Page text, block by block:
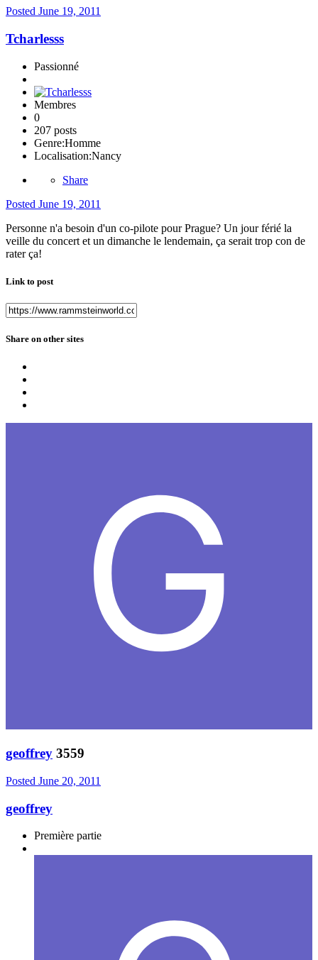
Posted June 19, 2011
Tcharlesss
Passionné
Membres
0
207 posts
Genre:Homme
Localisation:Nancy
Share
Posted June 19, 2011
Personne n'a besoin d'un co-pilote pour Prague? Un jour férié la
veille du concert et un dimanche le lendemain, ça serait trop con de
rater ça!
Link to post
Share on other sites
geoffrey 3559
Posted June 20, 2011
geoffrey
Première partie